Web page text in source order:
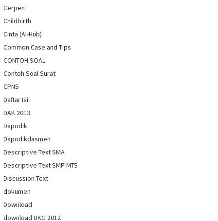
Cerpen
Childbirth
Cinta (Al-Hub)
Common Case and Tips
CONTOH SOAL
Contoh Soal Surat
CPNS
Daftar Isi
DAK 2013
Dapodik
Dapodikdasmen
Descriptive Text SMA
Descriptive Text SMP MTS
Discussion Text
dokumen
Download
download UKG 2012